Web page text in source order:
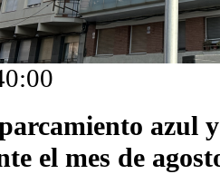
azul
el mes de